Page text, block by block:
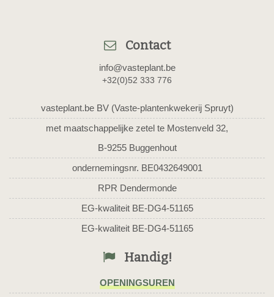
Contact
info@vasteplant.be
+32(0)52 333 776
vasteplant.be BV (Vaste-plantenkwekerij Spruyt)
met maatschappelijke zetel te Mostenveld 32,
B-9255 Buggenhout
ondernemingsnr. BE0432649001
RPR Dendermonde
EG-kwaliteit BE-DG4-51165
EG-kwaliteit BE-DG4-51165
Handig!
OPENINGSUREN